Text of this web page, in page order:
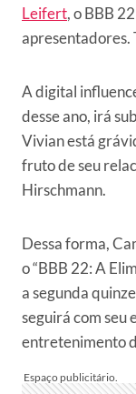
Leifert, o BBB
apresentadores.
A digital
desse ano, irá
Vivian está
fruto de seu
Hirschmann.
Dessa forma,
o “BBB 22: A
a segunda
seguirá com seu
entretenimento